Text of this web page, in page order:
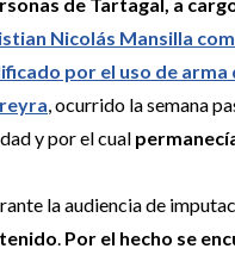
Nicolás Mansilla
por el uso de
, ocurrido la semana
y por el cual
la audiencia de
Por el hecho se